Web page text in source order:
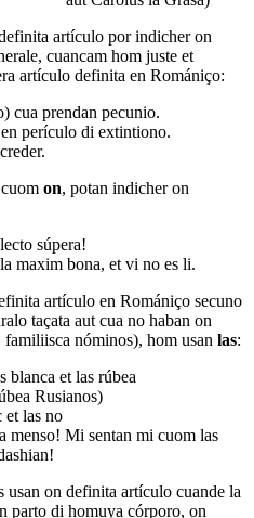
artículo por indicher on
cuancam hom juste et
artículo definita en Romániço:
cua prendan pecunio.
perículo di extintiono.
on, potan indicher on
súpera!
maxim bona, et vi no es li.
artículo en Romániço secuno
taçata aut cua no haban on
nóminos), hom usan las:
blanca et las rúbea
Rusianos)
et las no
menso! Mi sentan mi cuom las
usan on definita artículo cuande la
parto di homuya córporo, on